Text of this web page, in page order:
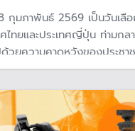
กุมภาพันธ์ 2569 เป็นวันเลื
ศไทยและประเทศญี่ปุ่น ท่ามก
ด้วยความคาดหวังของประชา
ดทางเศรษฐกิจการเมืองทั้งใ